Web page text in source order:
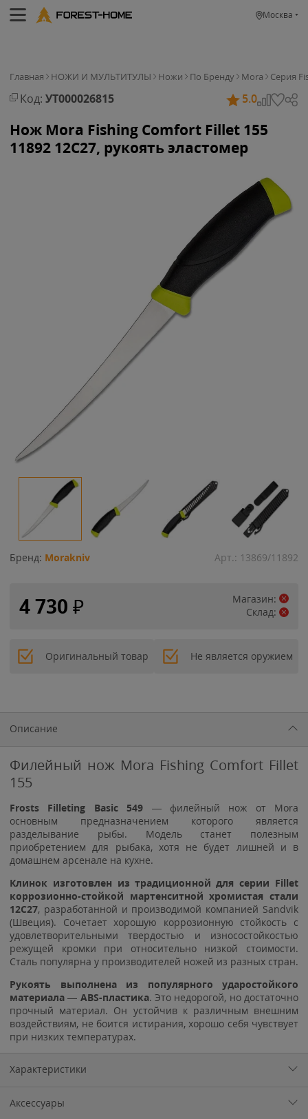
Москва
Главная НОЖИ И МУЛЬТИТУЛЫ Ножи По Бренду Mora Серия
Код: УТ000026815 5.0
Нож Mora Fishing Comfort Fillet 155
11892 12C27, рукоять эластомер
Бренд: Morakniv Арт.: 13869/11892
4 730 ₽
Магазин:
Склад:
Оригинальный товар Не является оружием
Описание
Филейный нож Mora Fishing Comfort Fillet
155
Frosts Filleting Basic 549 — филейный нож от Mora
основным предназначением которого является
разделывание рыбы. Модель станет полезным
приобретением для рыбака, хотя не будет лишней и в
домашнем арсенале на кухне.
Клинок изготовлен из традиционной для серии Fillet
коррозионно-стойкой мартенситной хромистая стали
12C27, разработанной и производимой компанией Sandvik
(Швеция). Сочетает хорошую коррозионную стойкость с
удовлетворительными твердостью и износостойкостью
режущей кромки при относительно низкой стоимости.
Сталь популярна у производителей ножей из разных стран.
Рукоять выполнена из популярного ударостойкого
материала — ABS-пластика. Это недорогой, но достаточно
прочный материал. Он устойчив к различным внешним
воздействиям, не боится истирания, хорошо себя чувствует
при низких температурах.
Характеристики
Аксессуары